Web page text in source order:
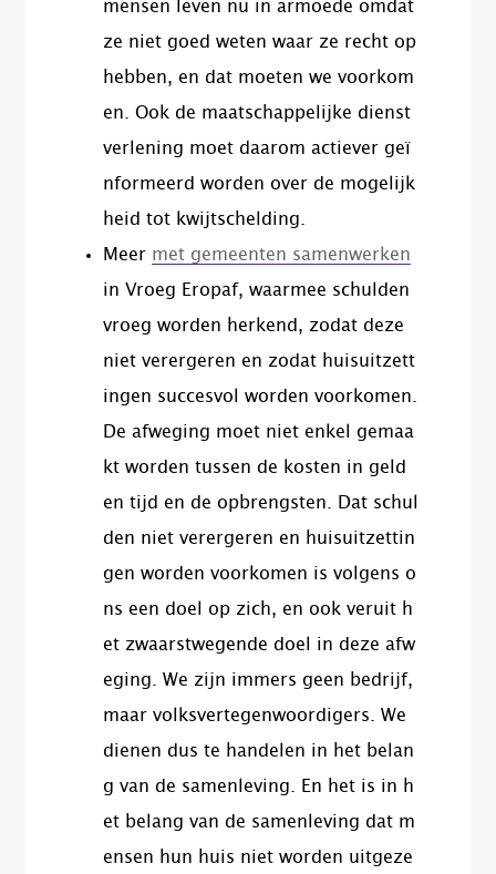
mensen leven nu in armoede omdat
ze niet goed weten waar ze recht op
hebben, en dat moeten we voorkom
en. Ook de maatschappelijke dienst
verlening moet daarom actiever geï
nformeerd worden over de mogelijk
heid tot kwijtschelding.
Meer met gemeenten samenwerken
in Vroeg Eropaf​, waarmee schulden
vroeg worden herkend, zodat deze
niet verergeren en zodat huisuitzett
ingen succesvol worden voorkomen.
De afweging moet niet enkel gemaa
kt worden tussen de kosten in geld
en tijd en de opbrengsten. Dat schul
den niet verergeren en huisuitzettin
gen worden voorkomen is volgens o
ns een doel op zich, en ook veruit h
et zwaarstwegende doel in deze afw
eging. We zijn immers geen bedrijf,
maar volksvertegenwoordigers. We
dienen dus te handelen in het belan
g van de samenleving. En het is in h
et belang van de samenleving dat m
ensen hun huis niet worden uitgeze